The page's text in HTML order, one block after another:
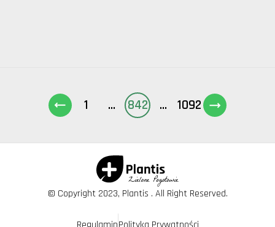
1 ... 842 ... 1092
© Copyright 2023, Plantis . All Right Reserved.